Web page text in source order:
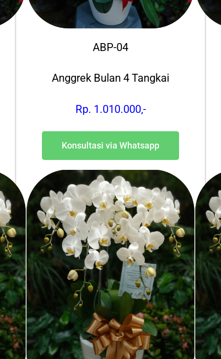
ABP-04
Anggrek Bulan 4 Tangkai
Rp. 1.010.000,-
Konsultasi via Whatsapp